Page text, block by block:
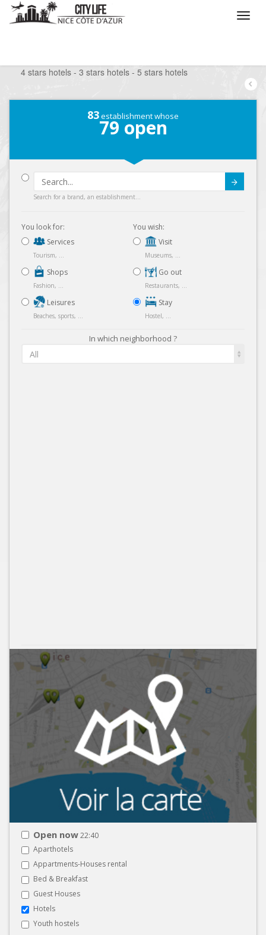
4 stars hotels - 3 stars hotels - 5 stars hotels
83establishment whose
79 open
Search for a brand, an establishment...
You look for:
Services
Tourism, ...
Shops
Fashion, ...
Leisures
Beaches, sports, ...
You wish:
Visit
Museums, ...
Go out
Restaurants, ...
Stay
Hostel, ...
In which neighborhood ?
All
Open now22:40
Aparthotels
Appartments-Houses rental
Bed & Breakfast
Guest Houses
Hotels
Youth hostels